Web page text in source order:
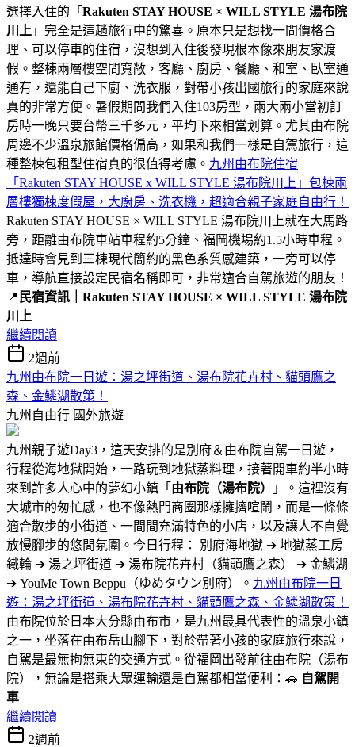
選擇入住的「 Rakuten STAY HOUSE × WILL STYLE 湯布院
川上 」完全是這趟旅行中的驚喜。原本只是想找一間價格合
理、可以停車的住宿，沒想到入住後發現根本像來朋友家渡
假。整棟兩層樓空間寬敞，客廳、廚房、餐廳、和室、臥室通
通有，還能自己下廚、洗衣服，對帶小孩出國旅行的家庭來說
真的非常方便。暑假期間我們入住103房型，兩大兩小當初訂
房時一晚只要台幣三千多元，平均下來相當划算。尤其由布院
周邊不少溫泉旅館價格偏高，如果和我們一樣是自駕旅行，這
種整棟包租型住宿真的很值得考慮。 九州由布院住宿
「Rakuten STAY HOUSE x WILL STYLE 湯布院川上」包棟兩
層樓獨棟度假屋，大廚房、洗衣機，超適合親子家庭自由行！
Rakuten STAY HOUSE × WILL STYLE 湯布院川上就在大馬路
旁，距離由布院車站車程約5分鐘、福岡機場約1.5小時車程。
抵達時會見到三棟現代簡約的黑色系質感建築，一旁可以停
車，導航直接設定民宿名稱即可，非常適合自駕旅遊的朋友！
📍 民宿資訊｜Rakuten STAY HOUSE × WILL STYLE 湯布院
川上
繼續閱讀
2週前
九州由布院一日遊：湯之坪街道、湯布院花卉村、貓頭鷹之
森、金鱗湖散策！
九州自由行 國外旅遊
九州親子遊Day3，這天安排的是別府＆由布院自駕一日遊，
行程從海地獄開始，一路玩到地獄蒸料理，接著開車約半小時
來到許多人心中的夢幻小鎮「 由布院（湯布院）
」。這裡沒有
大城市的匆忙感，也不像熱門商圈那樣擁擠喧鬧，而是一條條
適合散步的小街道、一間間充滿特色的小店，以及讓人不自覺
放慢腳步的悠閒氛圍。今日行程： 別府海地獄 ➔ 地獄蒸工房
鐵輪 ➔ 湯之坪街道 ➔ 湯布院花卉村（貓頭鷹之森） ➔ 金鱗湖
➔ YouMe Town Beppu（ゆめタウン別府）。 九州由布院一日
遊：湯之坪街道、湯布院花卉村、貓頭鷹之森、金鱗湖散策！
由布院位於日本大分縣由布市，是九州最具代表性的溫泉小鎮
之一，坐落在由布岳山腳下，對於帶著小孩的家庭旅行來說，
自駕是最無拘無束的交通方式。從福岡出發前往由布院（湯布
院），無論是搭乘大眾運輸還是自駕都相當便利：🚗 自駕開
車
繼續閱讀
2週前